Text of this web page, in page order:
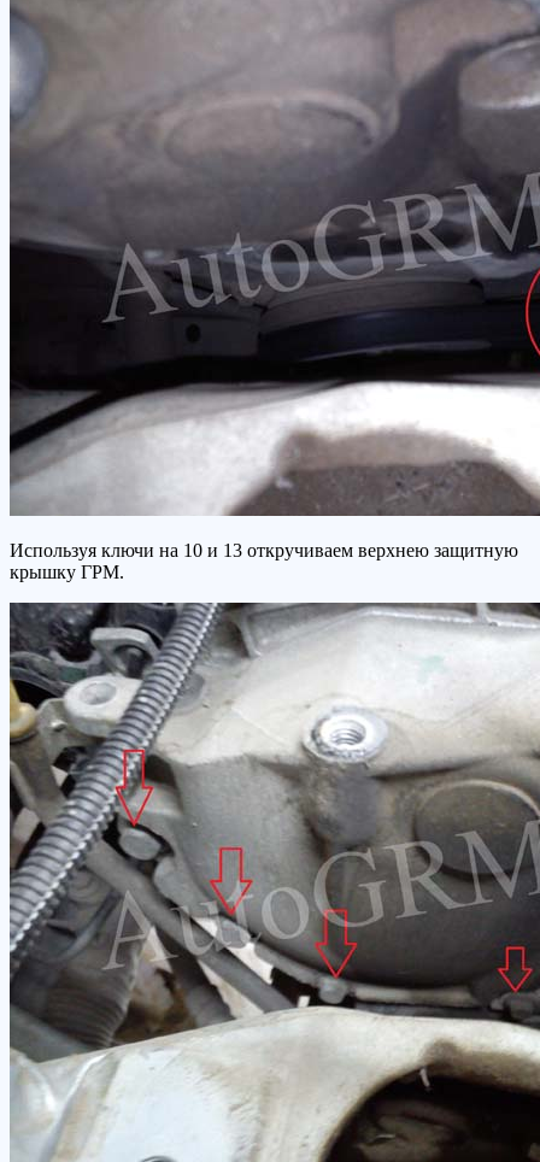
Используя ключи на 10 и 13 откручиваем верхнею защитную
крышку ГРМ.